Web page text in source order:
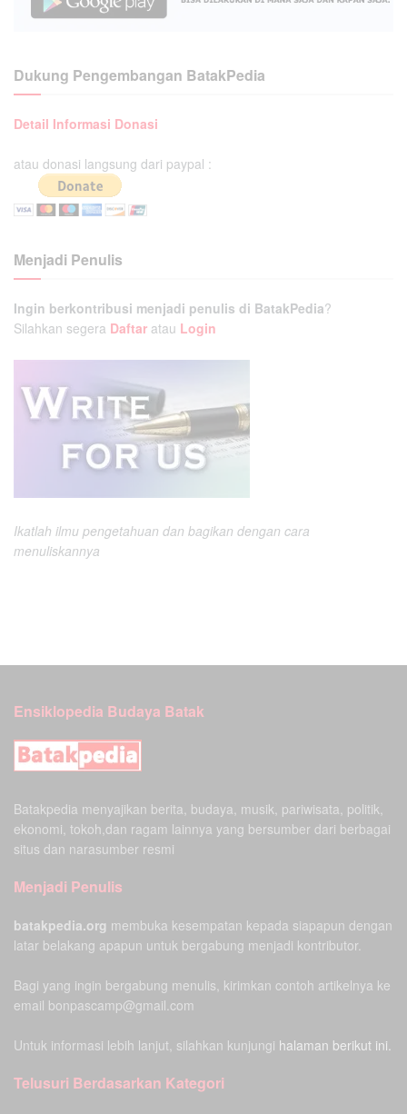
Dukung Pengembangan BatakPedia
Detail Informasi Donasi
atau donasi langsung dari paypal :
Menjadi Penulis
Ingin berkontribusi menjadi penulis di BatakPedia?
Silahkan segera Daftar atau Login
Ikatlah ilmu pengetahuan dan bagikan dengan cara
menuliskannya
Ensiklopedia Budaya Batak
Batakpedia menyajikan berita, budaya, musik, pariwisata, politik,
ekonomi, tokoh,dan ragam lainnya yang bersumber dari berbagai
situs dan narasumber resmi
Menjadi Penulis
batakpedia.org membuka kesempatan kepada siapapun dengan
latar belakang apapun untuk bergabung menjadi kontributor.
Bagi yang ingin bergabung menulis, kirimkan contoh artikelnya ke
email bonpascamp@gmail.com
Untuk informasi lebih lanjut, silahkan kunjungi halaman berikut ini.
Telusuri Berdasarkan Kategori